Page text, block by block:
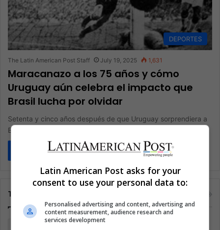
DEPORTES
The Latin American Post Staff July 19, 2025 1,631
Maracanazo a los 75 años y cómo
Uruguay aún celebra el impacto que
Brasil lucha por olvidar
Setenta y cinco años después de que Uruguay sorprendiera a
Brasil en el Mundial de 1950, el momento que silenció…
Read More »
Tags
Cine
Latin American Post asks for your
consent to use your personal data to:
Personalised advertising and content, advertising and
content measurement, audience research and
services development